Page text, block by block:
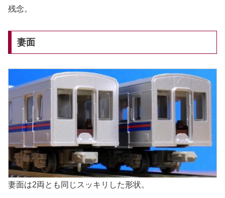
残念。
妻面
妻面は2両とも同じスッキリした形状。